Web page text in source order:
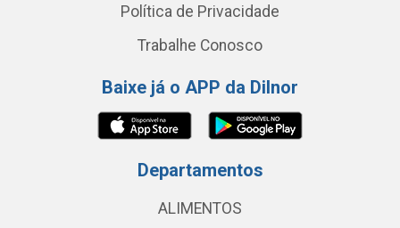
Política de Privacidade
Trabalhe Conosco
Baixe já o APP da Dilnor
Departamentos
ALIMENTOS